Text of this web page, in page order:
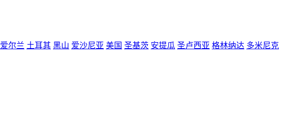
爱尔兰 土耳其 黑山 爱沙尼亚 美国 圣基茨 安提瓜 圣卢西亚 格林纳达 多米尼克